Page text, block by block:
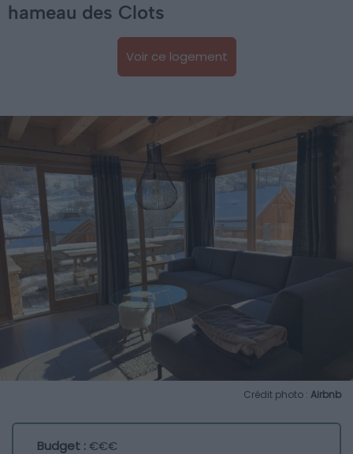
hameau des Clots
Voir ce logement
Crédit photo : Airbnb
Budget :€€€